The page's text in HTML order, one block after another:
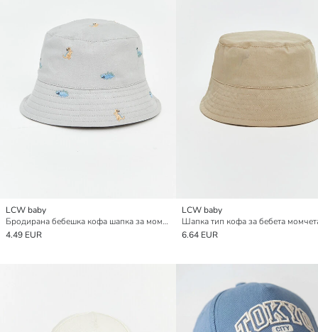
LCW baby
Бродирана бебешка кофа шапка за момчета
4.49 EUR
LCW baby
Шапка тип кофа за бебета
6.64 EUR